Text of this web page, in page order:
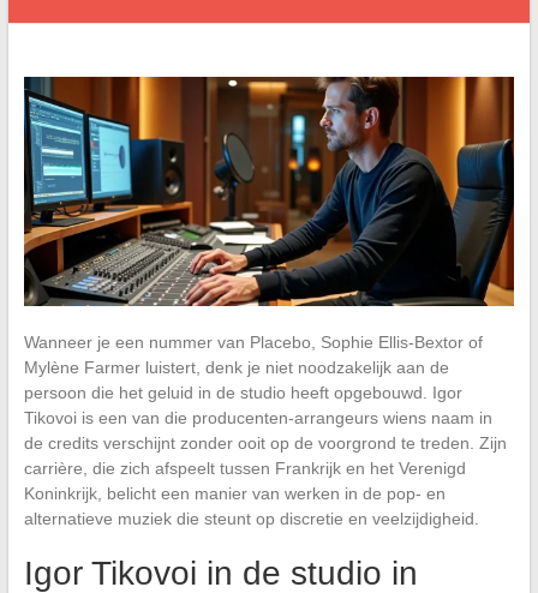
Wanneer je een nummer van Placebo, Sophie Ellis-Bextor of
Mylène Farmer luistert, denk je niet noodzakelijk aan de
persoon die het geluid in de studio heeft opgebouwd. Igor
Tikovoi is een van die producenten-arrangeurs wiens naam in
de credits verschijnt zonder ooit op de voorgrond te treden. Zijn
carrière, die zich afspeelt tussen Frankrijk en het Verenigd
Koninkrijk, belicht een manier van werken in de pop- en
alternatieve muziek die steunt op discretie en veelzijdigheid.
Igor Tikovoi in de studio in